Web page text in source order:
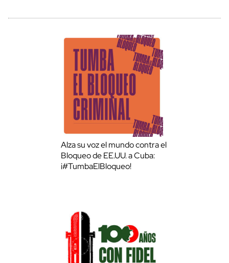
Alza su voz el mundo contra el
Bloqueo de EE.UU. a Cuba:
¡#TumbaElBloqueo!